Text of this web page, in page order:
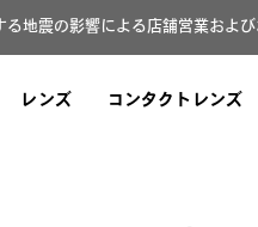
る地震の影響による店舗営業およ
レンズ コンタクトレンズ